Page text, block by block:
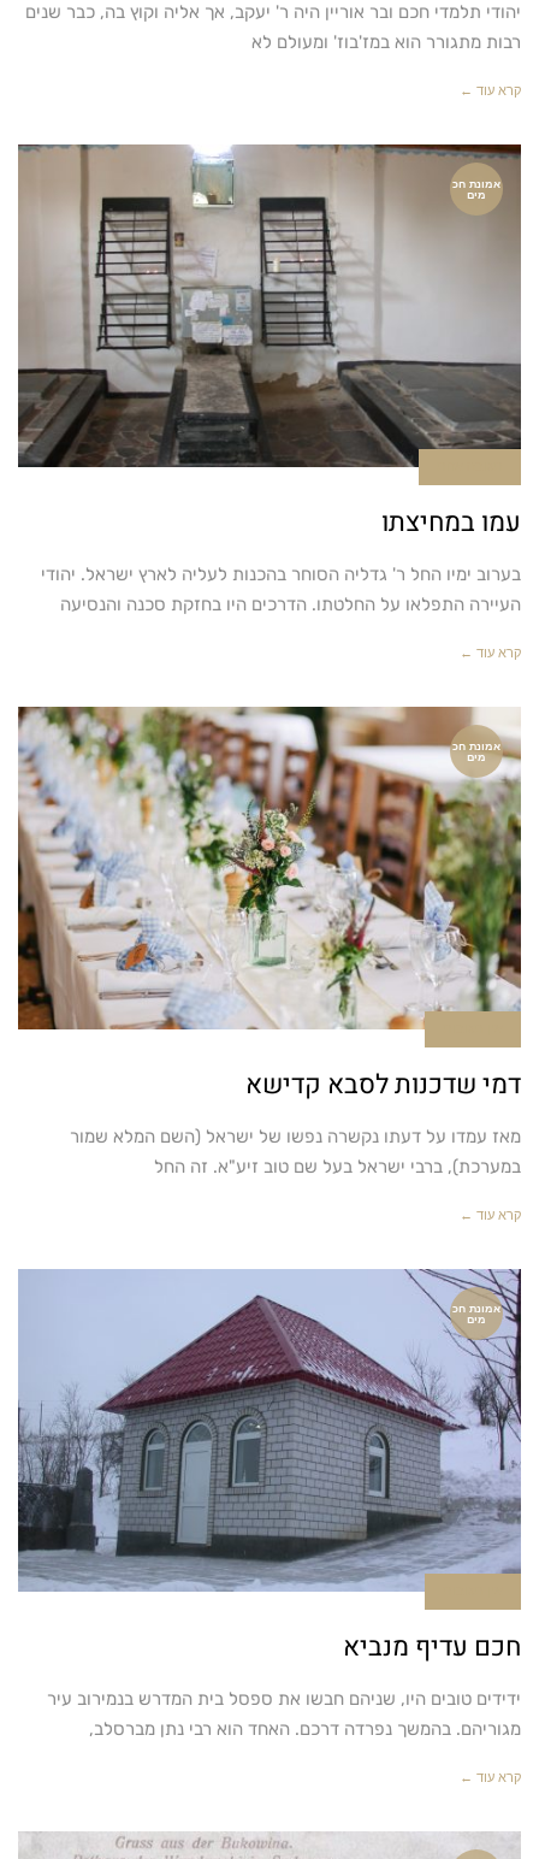
יהודי תלמדי חכם ובר אוריין היה ר' יעקב, אך אליה וקוץ בה, כבר שנים
רבות מתגורר הוא במז'בוז' ומעולם לא
קרא עוד ←
אמונת חכ
מים
עמו במחיצתו
בערוב ימיו החל ר' גדליה הסוחר בהכנות לעליה לארץ ישראל. יהודי
העיירה התפלאו על החלטתו. הדרכים היו בחזקת סכנה והנסיעה
קרא עוד ←
אמונת חכ
מים
דמי שדכנות לסבא קדישא
מאז עמדו על דעתו נקשרה נפשו של ישראל (השם המלא שמור
במערכת), ברבי ישראל בעל שם טוב זיע"א. זה החל
קרא עוד ←
אמונת חכ
מים
חכם עדיף מנביא
ידידים טובים היו, שניהם חבשו את ספסל בית המדרש בנמירוב עיר
מגוריהם. בהמשך נפרדה דרכם. האחד הוא רבי נתן מברסלב,
קרא עוד ←